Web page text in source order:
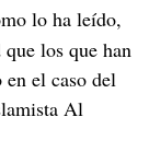
lo ha leído,
los que han
el caso del
Al